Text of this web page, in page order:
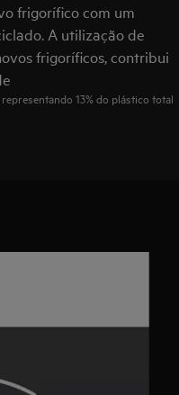
frigorífico com um
A utilização de
frigoríficos, contribui
13% do plástico total